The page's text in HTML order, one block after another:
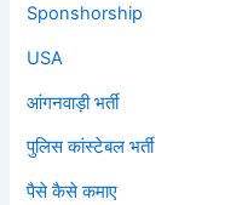
Sponshorship
USA
आंगनवाड़ी भर्ती
पुलिस कांस्टेबल भर्ती
पैसे कैसे कमाए